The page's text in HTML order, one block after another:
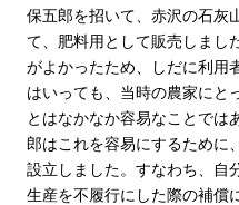
保五郎を招いて、赤沢の石灰
て、肥料用として販売しまし
がよかったため、しだに利用
はいっても、当時の農家にと
とはなかなか容易なことでは
郎はこれを容易にするために
設立しました。すなわち、自
生産を不履行にした際の補償